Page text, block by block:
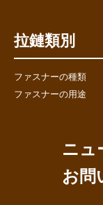
拉鏈類別
ファスナーの種類
ファスナーの用途
ニュ
お問